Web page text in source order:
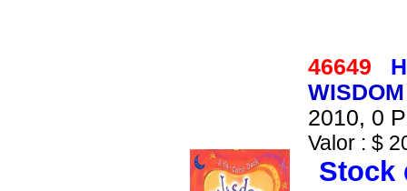
46649
2010, 0
Valor : $
Stock